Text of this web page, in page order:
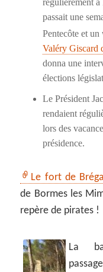
régulièrement
passait une
Pentecôte et
Valéry Giscard
donna une
élections
Le Président
rendaient
lors des
présidence.
Le fort de
de Bormes les
repère de pirates !
La